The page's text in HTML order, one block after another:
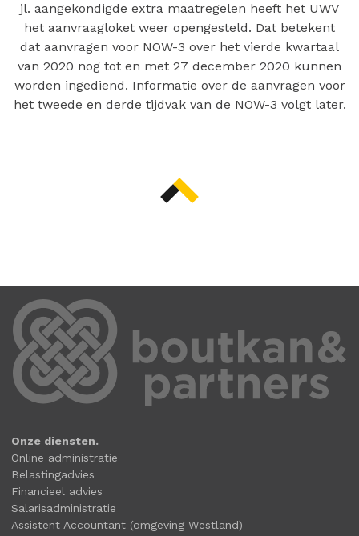
jl. aangekondigde extra maatregelen heeft het UWV
het aanvraagloket weer opengesteld. Dat betekent
dat aanvragen voor NOW-3 over het vierde kwartaal
van 2020 nog tot en met 27 december 2020 kunnen
worden ingediend. Informatie over de aanvragen voor
het tweede en derde tijdvak van de NOW-3 volgt later.
Onze diensten.
Online administratie
Belastingadvies
Financieel advies
Salarisadministratie
Assistent Accountant (omgeving Westland)